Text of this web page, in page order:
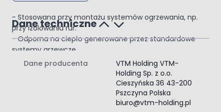
- Stosowana przy montażu systemów ogrzewania, np.
przy izolowaniu rur.
- Odporna na ciepło generowane przez standardowe
systemy grzewcze.
Klimatyzacja:
- Idealna do uszczelniania i montażu przewodów
- Chroni przed przeciekaniem powietrza i zwiększa
Dane techniczne
Dane producenta
VTM Holding VTM-
Holding Sp. z o.o.
Cieszyńska 36 43-200
Pszczyna Polska
biuro@vtm-holding.pl